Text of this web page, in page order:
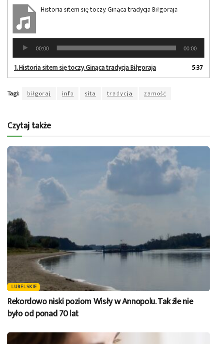
Historia sitem się toczy. Ginąca tradycja Biłgoraja
Odtwarzacz
plików
dźwiękowych
00:00 00:00
1.Historia sitem się toczy. Ginąca tradycja Biłgoraja 5:37
Tagi: biłgoraj info sita tradycja zamość
Czytaj także
LUBELSKIE
Rekordowo niski poziom Wisły w Annopolu. Tak źle nie
było od ponad 70 lat